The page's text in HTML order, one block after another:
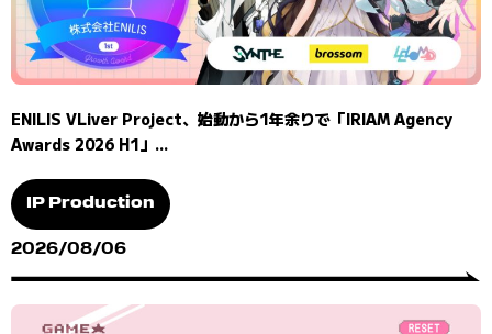
ENILIS VLiver Project、始動から1年余りで「IRIAM Agency
Awards 2026 H1」...
IP Production
2026/08/06